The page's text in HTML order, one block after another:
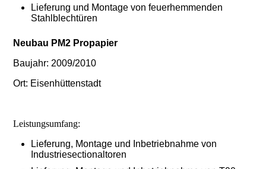
Lieferung und Montage von feuerhemmenden
Stahlblechtüren
Neubau PM2 Propapier
Baujahr: 2009/2010
Ort: Eisenhüttenstadt
Leistungsumfang:
Lieferung, Montage und Inbetriebnahme von
Industriesectionaltoren